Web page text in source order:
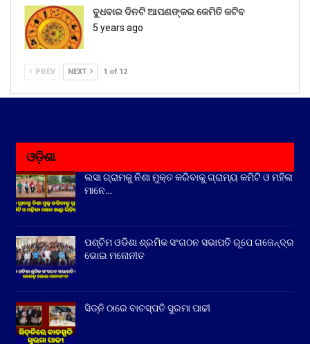
ବୁଧବାର ଦିନଟି ଆପଣଙ୍କର କେମିତି କଟିବ
5 years ago
PREV NEXT 1 of 12
ଓଡ଼ିଶା
ଲସା ଗ୍ରାମକୁ ନିଶା ମୁକ୍ତ କରିବାକୁ ଗ୍ରାମ୍ୟ କମିଟି ଓ ମହିଳା
ମାନେ…
ପଶ୍ଚିମ ଓଡିଶା ଶ୍ରମିକ ସଂଗଠନ ସଭାପତି ରୂପେ ଗଜେନ୍ଦ୍ର
ଭୋଇ ମନୋନୀତ
ସିଡ୍‌ନି ଠାରେ ବାଚସ୍ପତି ସୁରମା ପାଢୀ